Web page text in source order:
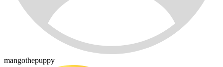
mangothepuppy